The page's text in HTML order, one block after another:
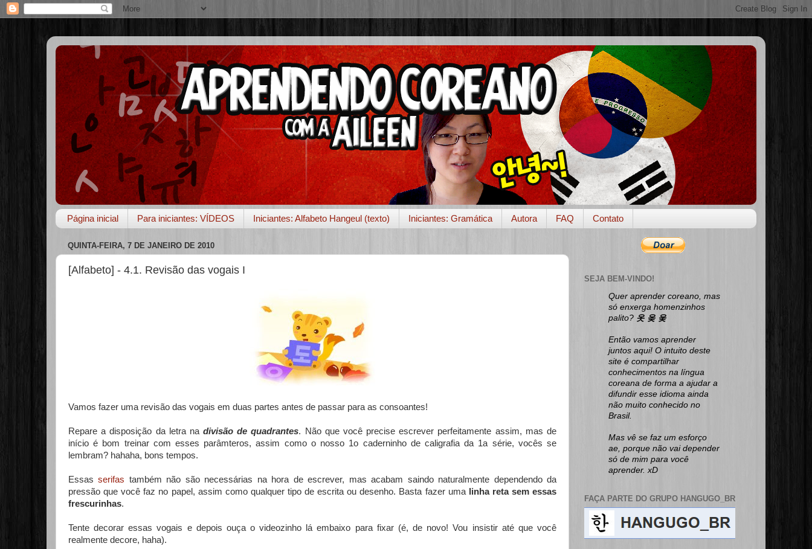
Página inicial Para iniciantes: VÍDEOS Iniciantes: Alfabeto Hangeul (texto) Iniciantes: Gramática Autora FAQ Contato
QUINTA-FEIRA, 7 DE JANEIRO DE 2010
[Alfabeto] - 4.1. Revisão das vogais I
Vamos fazer uma revisão das vogais em duas partes antes de passar para as consoantes!
Repare a disposição da letra nadivisão de quadrantes. Não que você precise escrever perfeitamente assim, mas de
início é bom treinar com esses parâmteros, assim como o nosso 1o caderninho de caligrafia da 1a série, vocês se
lembram? hahaha, bons tempos.
Essasserifas também não são necessárias na hora de escrever, mas acabam saindo naturalmente dependendo da
pressão que você faz no papel, assim como qualquer tipo de escrita ou desenho. Basta fazer uma
linha reta sem essas
frescurinhas.
Tente decorar essas vogais e depois ouça o videozinho lá embaixo para fixar (é, de novo! Vou insistir até que você
realmente decore, haha).
SEJA BEM-VINDO!
Quer aprender coreano, mas
só enxerga homenzinhos
palito? 옷 옺 웆
Então vamos aprender
juntos aqui! O intuito deste
site é compartilhar
conhecimentos na língua
coreana de forma a ajudar a
difundir esse idioma ainda
não muito conhecido no
Brasil.
Mas vê se faz um esforço
ae, porque não vai depender
só de mim para você
aprender. xD
FAÇA PARTE DO GRUPO HANGUGO_BR